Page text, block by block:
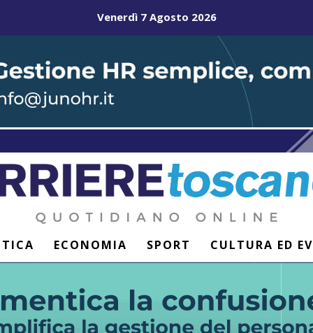
Venerdì 7 Agosto 2026
ECONOMIA SPORT CULTURA ED